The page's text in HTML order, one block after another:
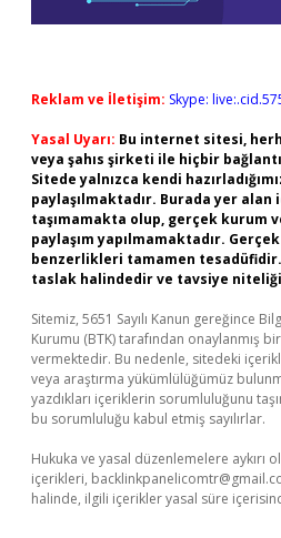
Reklam ve İletişim: Skype:
Yasal Uyarı: Bu internet sitesi,
veya şahıs şirketi ile hiçbir
Sitede yalnızca kendi
paylaşılmaktadır. Burada yer
taşımamakta olup, gerçek kurum
paylaşım yapılmamaktadır.
benzerlikleri tamamen
taslak halindedir ve tavsiye
Sitemiz, 5651 Sayılı Kanun gereğince
Kurumu (BTK) tarafından onaylanmış
vermektedir. Bu nedenle, sitedeki
veya araştırma yükümlülüğümüz
yazdıkları içeriklerin sorumluluğunu
bu sorumluluğu kabul etmiş sayılırlar.
Hukuka ve yasal düzenlemelere aykırı
içerikleri,
halinde, ilgili içerikler yasal süre